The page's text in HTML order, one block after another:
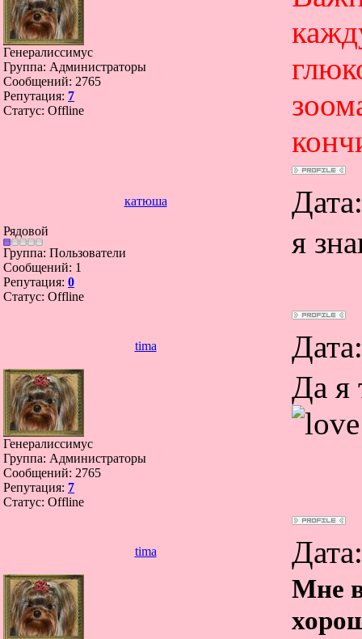
Генералиссимус
Группа: Администраторы
Сообщений: 2765
Репутация: 7
Статус: Offline
катюша
Рядовой
Группа: Пользователи
Сообщений: 1
Репутация: 0
Статус: Offline
я
tima
Генералиссимус
Группа: Администраторы
Сообщений: 2765
Репутация: 7
Статус: Offline
Да я
tima
Мне